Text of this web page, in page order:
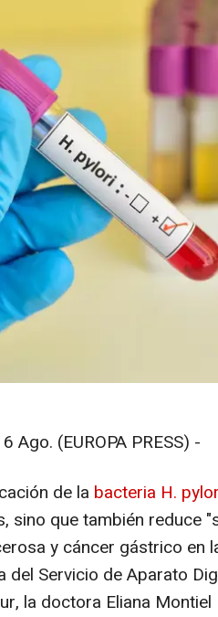
Ago. (EUROPA PRESS) -
de la bacteria H.
sino que también reduce
y cáncer gástrico en
del Servicio de Aparato
la doctora Eliana Montiel